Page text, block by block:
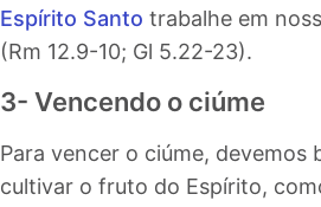
Espírito Santo trabalhe em
(Rm 12.9-10; Gl 5.22-23).
3- Vencendo o ciúme
Para vencer o ciúme, devemos
cultivar o fruto do Espírito,